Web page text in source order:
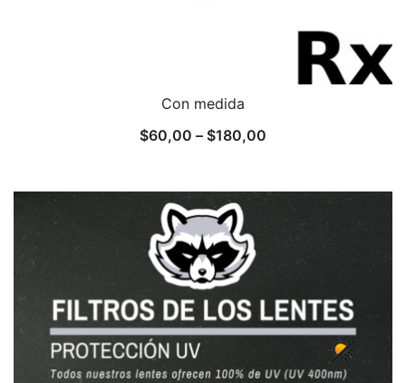
Con medida
$60,00 – $180,00